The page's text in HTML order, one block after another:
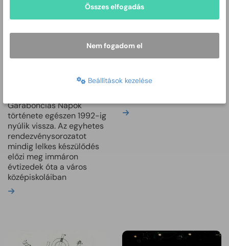
Csabai
Garabonciás
majd negyed évszázada
színesíti Békéscsaba
Garabonciás Napok
története egészen 1992-ig
nyúlik vissza. Az egyhetes
rendezvénysorozatot
mindig lelkes készülődés
előzi meg immáron
évtizedek óta a város
középiskoláiban
Bővebben
Boltmúzeum
ÁFÉSZ Megyei Szövetsége
1987-ben gyűjtőmunkát
kereskedelemmel
Bővebben
Összes elfogadás
Nem fogadom el
Beállítások kezelése